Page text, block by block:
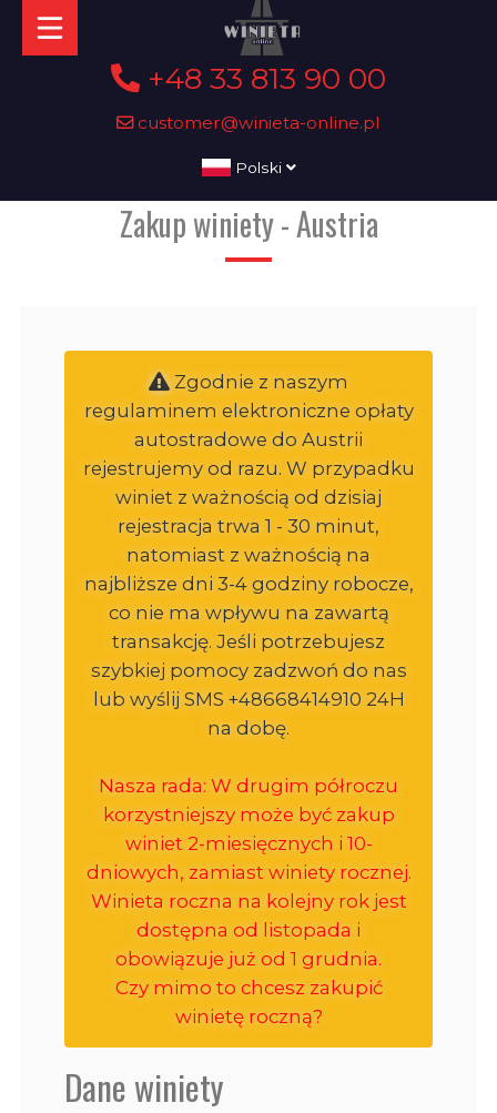
+48 33 813 90 00
customer@winieta-online.pl
Polski
Zakup winiety - Austria
Zgodnie z naszym
regulaminem elektroniczne opłaty
autostradowe do Austrii
rejestrujemy od razu. W przypadku
winiet z ważnością od dzisiaj
rejestracja trwa 1 - 30 minut,
natomiast z ważnością na
najbliższe dni 3-4 godziny robocze,
co nie ma wpływu na zawartą
transakcję. Jeśli potrzebujesz
szybkiej pomocy zadzwoń do nas
lub wyślij SMS +48668414910 24H
na dobę.
Nasza rada: W drugim półroczu
korzystniejszy może być zakup
winiet 2-miesięcznych i 10-
dniowych, zamiast winiety rocznej.
Winieta roczna na kolejny rok jest
dostępna od listopada i
obowiązuje już od 1 grudnia.
Czy mimo to chcesz zakupić
winietę roczną?
Dane winiety